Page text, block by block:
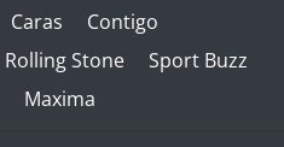
Caras
Contigo
Rolling Stone
Sport Buzz
Maxima